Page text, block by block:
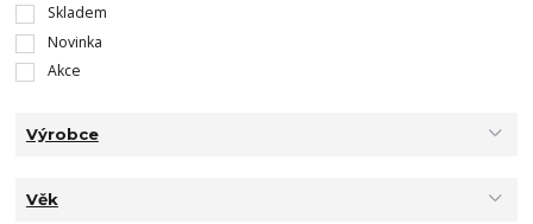
Skladem
Novinka
Akce
Výrobce
Věk